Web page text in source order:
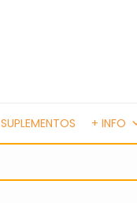
SUPLEMENTOS + INFO